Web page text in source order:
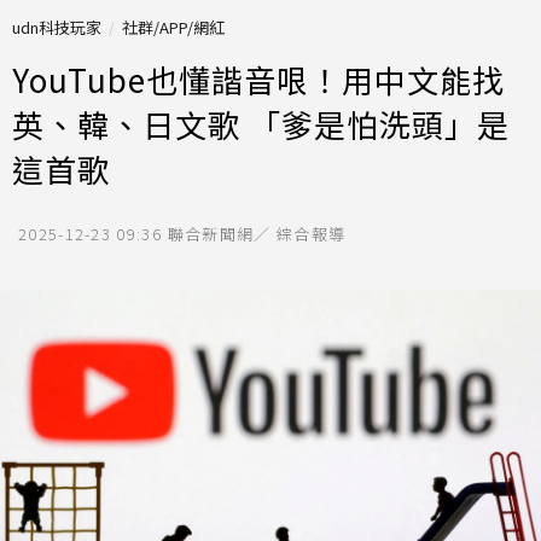
udn科技玩家 社群/APP/網紅
YouTube也懂諧音哏！用中文能找
英、韓、日文歌 「爹是怕洗頭」是
這首歌
2025-12-23 09:36 聯合新聞網／ 綜合報導